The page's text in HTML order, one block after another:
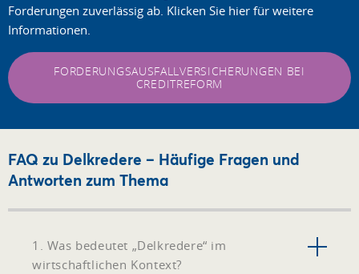
Forderungen zuverlässig ab. Klicken Sie hier für weitere
Informationen.
FORDERUNGSAUSFALLVERSICHERUNGEN BEI
CREDITREFORM
FAQ zu Delkredere – Häufige Fragen und
Antworten zum Thema
1. Was bedeutet „Delkredere“ im
wirtschaftlichen Kontext?